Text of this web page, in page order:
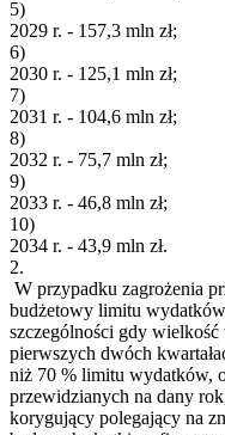
5)
2029 r. - 157,3 mln zł;
6)
2030 r. - 125,1 mln zł;
7)
2031 r. - 104,6 mln zł;
8)
2032 r. - 75,7 mln zł;
9)
2033 r. - 46,8 mln zł;
10)
2034 r. - 43,9 mln zł.
2.
W przypadku zagrożenia
budżetowy limitu
szczególności gdy
pierwszych dwóch
niż 70 % limitu wydatków,
przewidzianych na dany
korygujący polegający na